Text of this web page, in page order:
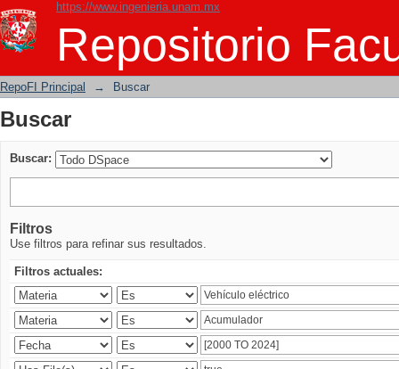
https://www.ingenieria.unam.mx
Repositorio
Buscar
RepoFI Principal → Buscar
Buscar
Buscar:
Filtros
Use filtros para refinar sus resultados.
Filtros actuales: